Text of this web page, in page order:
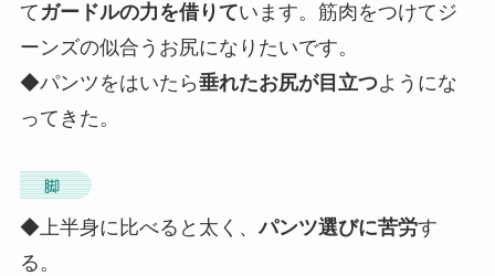
て ガードルの力を借りています。筋肉をつけてジ
ーンズの似合うお尻になりたいです。
◆パンツをはいたら垂れたお尻が目立つようにな
ってきた。
◆上半身に比べると太く、パンツ選びに苦労す
る。